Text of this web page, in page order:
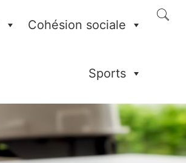
Cohésion sociale
Sports